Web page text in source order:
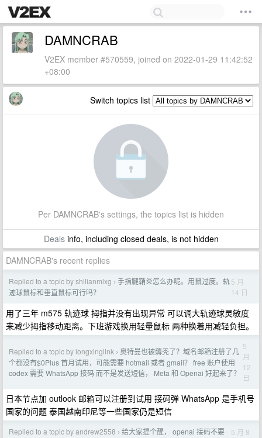
DAMNCRAB
V2EX member #570559, joined on 2022-01-29 11:42:52
+08:00
Switch topics list
Per DAMNCRAB's settings, the topics list is hidden
Dealsinfo, including closed deals, is not hidden
DAMNCRAB's recent replies
Replied to a topic by shilianmlxg › 手指腱鞘炎怎么办呢。用鼠过度。轨
迹球鼠标和垂直鼠标可行吗？
5 月
14 日
用了三年 m575 轨迹球 拇指并没有出现异常 可以调大轨迹球灵敏度
来减少拇指移动距离。下班游戏换用轻量鼠标 两种换着用减轻负担。
Replied to a topic by longxinglink › 奥特曼也被薅秃了？域名邮箱注册了几
个都没有$0Plus 首月试用，可能需要 hotmail 或者 gmail？ free 账户使用
codex 需要 WhatsApp 接码 而不是发送短信， Meta 和 Openai 好起来了？
5
月
12
日
日本节点加 outlook 邮箱可以注册到试用 接码弹 WhatsApp 是手机号
国家的问题 泰国越南印尼等一些国家仍是短信
Replied to a topic by andrew2558 › 给大家提个醒， openai 接码不要
5 月 8